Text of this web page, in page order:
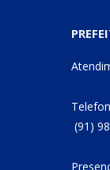
(91)